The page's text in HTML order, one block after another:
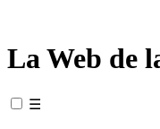
La Web de
☰